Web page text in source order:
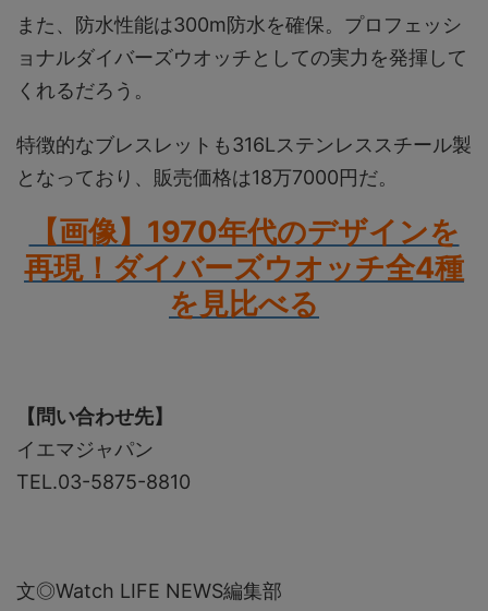
また、防水性能は300m防水を確保。プロフェッシ
ョナルダイバーズウオッチとしての実力を発揮して
くれるだろう。
特徴的なブレスレットも316Lステンレススチール製
となっており、販売価格は18万7000円だ。
【画像】1970年代のデザインを
再現！ダイバーズウオッチ全4種
を見比べる
【問い合わせ先】
イエマジャパン
TEL.03-5875-8810
文◎Watch LIFE NEWS編集部